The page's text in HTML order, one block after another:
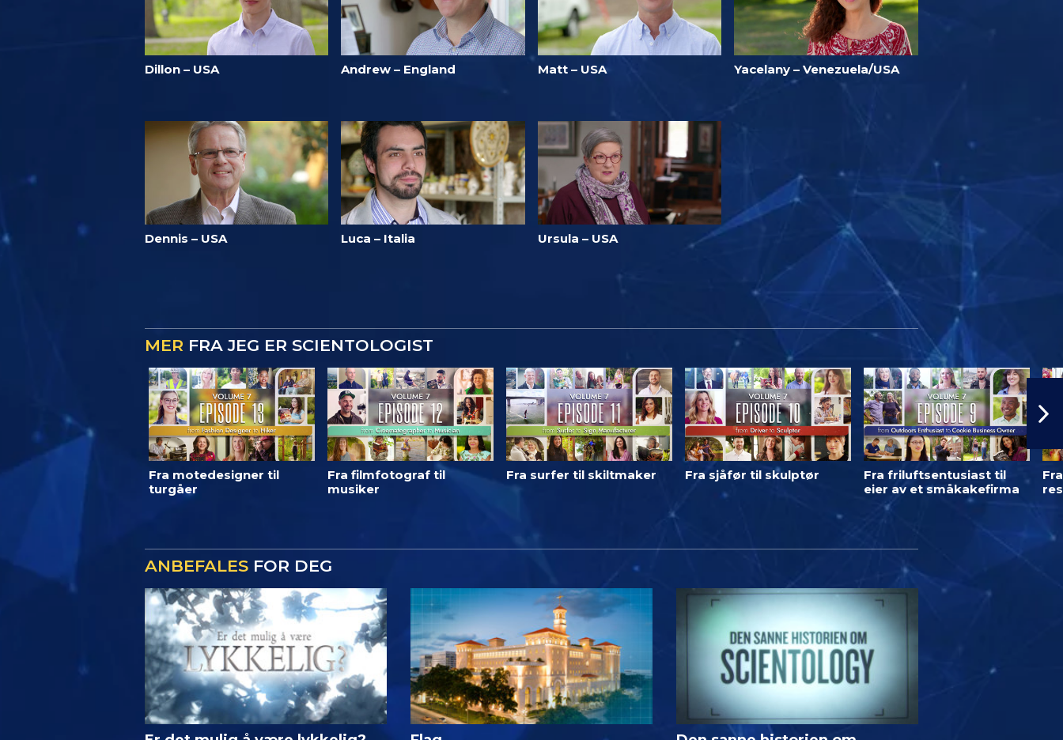
Dillon – USA Andrew – England Matt – USA Yacelany – Venezuela/USA
Dennis – USA Luca – Italia Ursula – USA
MER FRA JEG ER SCIENTOLOGIST
Fra motedesigner til
turgåer
Fra filmfotograf til
musiker
Fra surfer til skiltmaker Fra sjåfør til skulptør
Fra friluftsentusiast til
eier av et småkakefirma
ANBEFALES FOR DEG